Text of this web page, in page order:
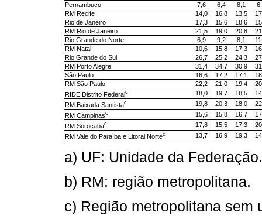
Pernambuco
7,6 6,4 8,1
RM Recife
14,0 16,8 13,5
Rio de Janeiro
17,3 15,6 18,6
RM Rio de Janeiro
21,5 19,0 20,8
Rio Grande do Norte
6,9 9,2 8,1
RM Natal
10,6 15,8 17,3
Rio Grande do Sul
26,7 25,2 24,3
RM Porto Alegre
31,4 34,7 30,9
São Paulo
16,6 17,2 17,1
RM São Paulo
22,2 21,0 19,4
RIDE Distrito Federalc 18,0 19,7 18,5
RM Baixada Santistac 19,8 20,3 18,0
RM Campinasc 15,6 15,8 16,7
RM Sorocabac 17,8 15,5 17,3
RM Vale do Paraíba e Litoral Nortec 13,7 16,9 19,3
a) UF: Unidade da Federação.
b) RM: região metropolitana.
c) Região metropolitana sem